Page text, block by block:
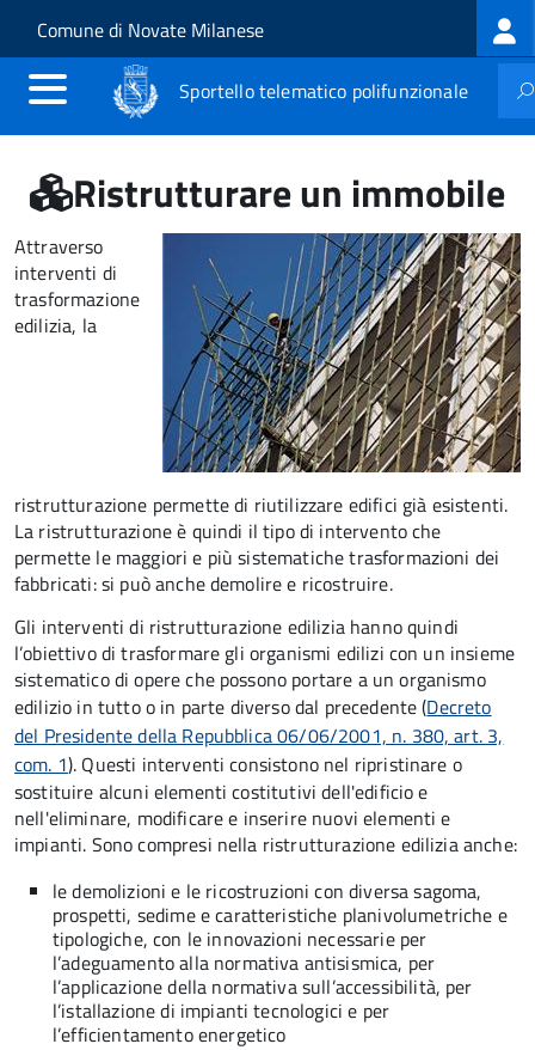
Salta al contenuto principale
Skip to site navigation
Comune di Novate Milanese
Sportello telematico polifunzionale
Ristrutturare un immobile
Attraverso
interventi di
trasformazione
edilizia, la
ristrutturazione permette di riutilizzare edifici già esistenti.
La ristrutturazione è quindi il tipo di intervento che
permette le maggiori e più sistematiche trasformazioni dei
fabbricati: si può anche demolire e ricostruire.
Gli interventi di ristrutturazione edilizia hanno quindi
l’obiettivo di trasformare gli organismi edilizi con un insieme
sistematico di opere che possono portare a un organismo
edilizio in tutto o in parte diverso dal precedente (Decreto
del Presidente della Repubblica 06/06/2001, n. 380, art. 3,
com. 1). Questi interventi consistono nel ripristinare o
sostituire alcuni elementi costitutivi dell'edificio e
nell'eliminare, modificare e inserire nuovi elementi e
impianti. Sono compresi nella ristrutturazione edilizia anche:
le demolizioni e le ricostruzioni con diversa sagoma,
prospetti, sedime e caratteristiche planivolumetriche e
tipologiche, con le innovazioni necessarie per
l’adeguamento alla normativa antisismica, per
l’applicazione della normativa sull’accessibilità, per
l’istallazione di impianti tecnologici e per
l’efficientamento energetico